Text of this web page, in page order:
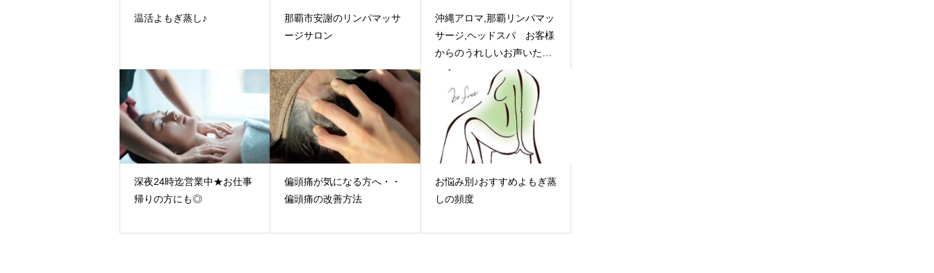
温活よもぎ蒸し♪
那覇市安謝のリンパマッサ
ージサロン
沖縄アロマ,那覇リンパマッ
サージ,ヘッドスパ お客様
からのうれしいお声いただ
きました♪
深夜24時迄営業中★お仕事
帰りの方にも◎
偏頭痛が気になる方へ・・
偏頭痛の改善方法
お悩み別♪おすすめよもぎ蒸
しの頻度